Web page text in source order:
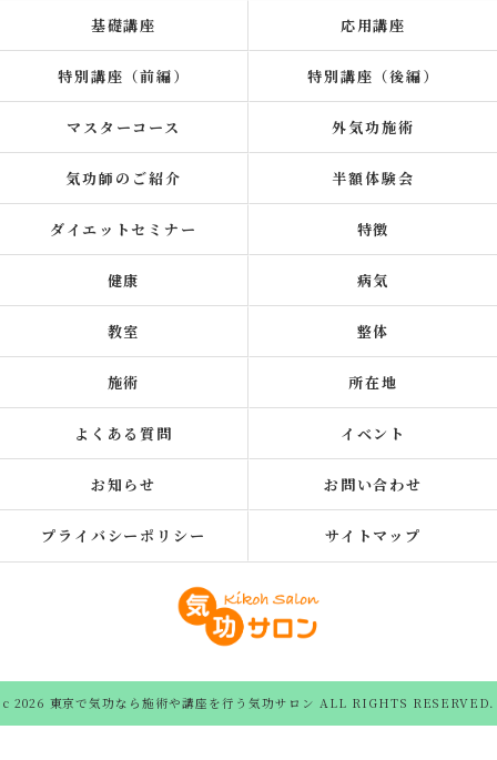
基礎講座 応用講座
特別講座（前編） 特別講座（後編）
マスターコース 外気功施術
気功師のご紹介 半額体験会
ダイエットセミナー 特徴
健康 病気
教室 整体
施術 所在地
よくある質問 イベント
お知らせ お問い合わせ
プライバシーポリシー サイトマップ
c 2026 東京で気功なら施術や講座を行う気功サロン ALL RIGHTS RESERVED.